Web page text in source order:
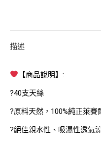
描述
【商品說明】:
?40支天絲
?原料天然，100%純正萊
?絕佳親水性、吸濕性透氣